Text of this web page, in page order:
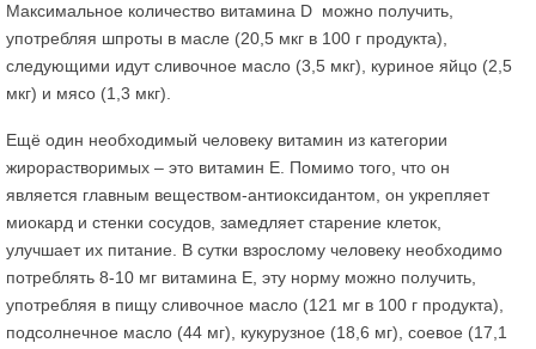
Максимальное количество витамина D можно получить,
употребляя шпроты в масле (20,5 мкг в 100 г продукта),
следующими идут сливочное масло (3,5 мкг), куриное яйцо (2,5
мкг) и мясо (1,3 мкг).
Ещё один необходимый человеку витамин из категории
жирорастворимых – это витамин Е. Помимо того, что он
является главным веществом-антиоксидантом, он укрепляет
миокард и стенки сосудов, замедляет старение клеток,
улучшает их питание. В сутки взрослому человеку необходимо
потреблять 8-10 мг витамина Е, эту норму можно получить,
употребляя в пищу сливочное масло (121 мг в 100 г продукта),
подсолнечное масло (44 мг), кукурузное (18,6 мг), соевое (17,1